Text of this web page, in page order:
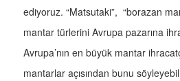
ediyoruz. “Matsutaki”, “borazan
mantar türlerini Avrupa pazarına
Avrupa’nın en büyük mantar
mantarlar açısından bunu